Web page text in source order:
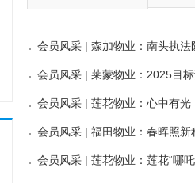
会员风采 | 森加物业：南头执
会员风采 | 莱蒙物业：2025目
会员风采 | 莲花物业：心中有光
会员风采 | 福田物业：春晖照
会员风采 | 莲花物业：莲花“哪